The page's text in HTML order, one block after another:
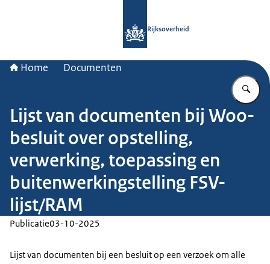
Rijksoverheid
Home Documenten
Lijst van documenten bij Woo-
besluit over opstelling,
verwerking, toepassing en
buitenwerkingstelling FSV-
lijst/RAM
Publicatie03-10-2025
Lijst van documenten bij een besluit op een verzoek om alle